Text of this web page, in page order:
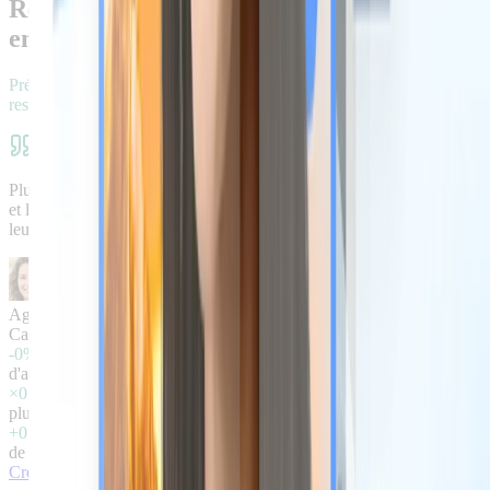
Respirez, vos voyageurs seront toujours
entre de bonnes mains
Préservez l'essentiel : votre hospitalité. Et laissez votre livret faire le
reste.
Plusieurs voyageurs ont mentionné dans leurs avis l'accueil agréable
et la clarté des instructions. Pour moi, c'est la preuve que le livret
leur permet vraiment de découvrir le logement et ses environs.
Agnès R.
Cabane Vallée de la Loire
-0%
d'appels et messages voyageurs
×0
plus de recommandations citées dans vos avis
+0 €
de revenus annexes par séjour
Créer mon livret gratuitement